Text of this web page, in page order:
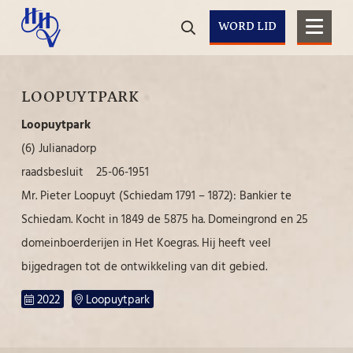
WORD LID
LOOPUYTPARK
Loopuytpark
(6) Julianadorp
raadsbesluit 25-06-1951
Mr. Pieter Loopuyt (Schiedam 1791 – 1872): Bankier te
Schiedam. Kocht in 1849 de 5875 ha. Domeingrond en 25
domeinboerderijen in Het Koegras. Hij heeft veel
bijgedragen tot de ont­wikkeling van dit gebied.
2022
Loopuytpark